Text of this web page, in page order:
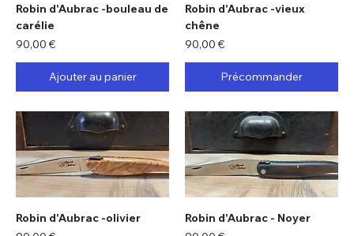
Robin d'Aubrac -bouleau de
carélie
Prix
90,00 €
Ajouter au panier
Robin d'Aubrac -vieux
chêne
Prix
90,00 €
Précommander
Robin d'Aubrac -olivier
Robin d'Aubrac - Noyer